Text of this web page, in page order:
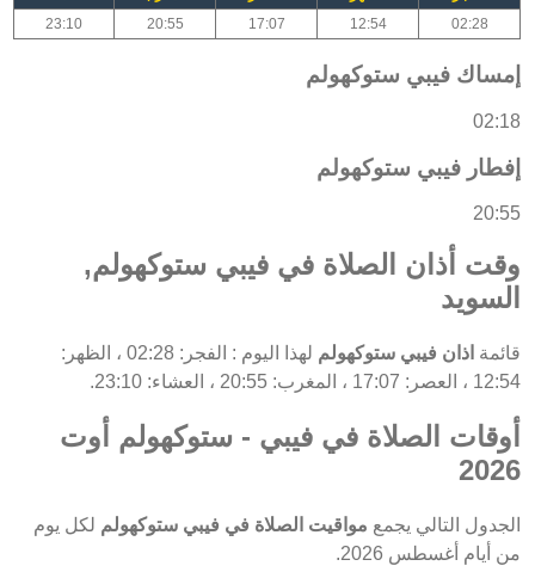
02:28
12:54
17:07
20:55
23:10
إمساك فيبي ستوكهولم
02:18
إفطار فيبي ستوكهولم
20:55
وقت أذان الصلاة في فيبي ستوكهولم,
السويد
قائمة اذان فيبي ستوكهولم
لهذا اليوم : الفجر: 02:28 ، الظهر:
12:54 ، العصر: 17:07 ، المغرب: 20:55 ، العشاء: 23:10.
أوقات الصلاة في فيبي - ستوكهولم أوت
2026
الجدول التالي يجمع مواقيت الصلاة في فيبي ستوكهولم لكل يوم
من أيام أغسطس 2026.